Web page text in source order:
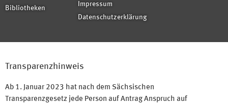
Bibliotheken
Impressum
Datenschutzerklärung
Transparenzhinweis
Ab 1. Januar 2023 hat nach dem Sächsischen
Transparenzgesetz jede Person auf Antrag Anspruch auf